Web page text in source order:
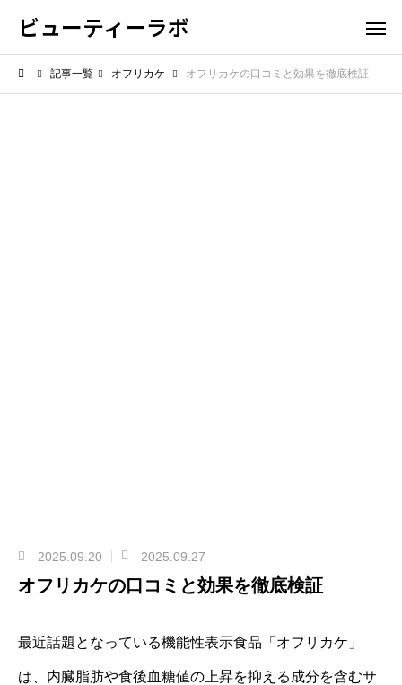
ビューティーラボ
記事一覧 オフリカケ オフリカケの口コミと効果を徹底検証
2025.09.20 2025.09.27
オフリカケの口コミと効果を徹底検証
最近話題となっている機能性表示食品「オフリカケ」
は、内臓脂肪や食後血糖値の上昇を抑える成分を含むサ